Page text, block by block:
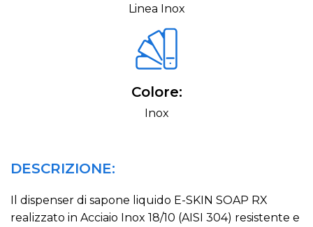
Linea Inox
Colore:
Inox
DESCRIZIONE:
Il dispenser di sapone liquido E-SKIN SOAP RX
realizzato in Acciaio Inox 18/10 (AISI 304) resistente e